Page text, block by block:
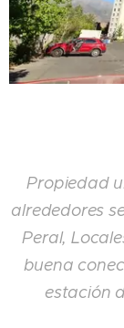
Propiedad
alrededores
Peral,
buena
estación